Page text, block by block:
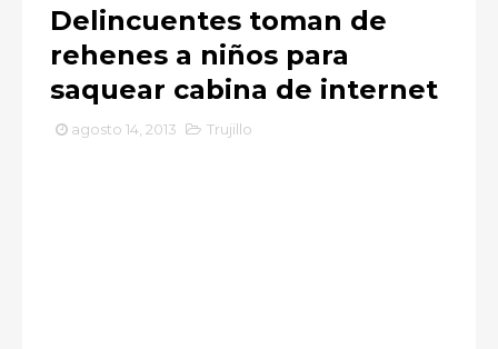
Delincuentes toman de
rehenes a niños para
saquear cabina de internet
agosto 14, 2013 Trujillo